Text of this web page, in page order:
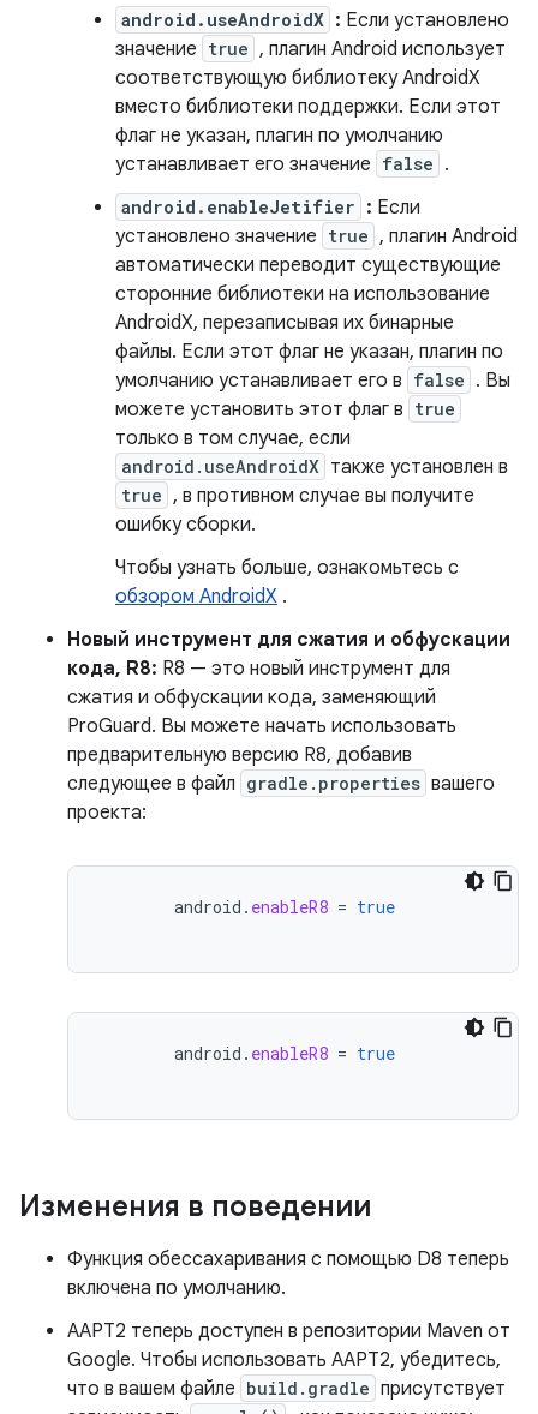
android.useAndroidX : Если установлено
значение true , плагин Android использует
соответствующую библиотеку AndroidX
вместо библиотеки поддержки. Если этот
флаг не указан, плагин по умолчанию
устанавливает его значение false .
android.enableJetifier : Если
установлено значение true , плагин Android
автоматически переводит существующие
сторонние библиотеки на использование
AndroidX, перезаписывая их бинарные
файлы. Если этот флаг не указан, плагин по
умолчанию устанавливает его в false . Вы
можете установить этот флаг в true
только в том случае, если
android.useAndroidX также установлен в
true , в противном случае вы получите
ошибку сборки.
Чтобы узнать больше, ознакомьтесь с
обзором AndroidX .
Новый инструмент для сжатия и обфускации
кода, R8: R8 — это новый инструмент для
сжатия и обфускации кода, заменяющий
ProGuard. Вы можете начать использовать
предварительную версию R8, добавив
следующее в файл gradle.properties вашего
проекта:
android . enableR8 = true
android . enableR8 = true
Изменения в поведении
Функция обессахаривания с помощью D8 теперь
включена по умолчанию.
AAPT2 теперь доступен в репозитории Maven от
Google. Чтобы использовать AAPT2, убедитесь,
что в вашем файле build.gradle присутствует